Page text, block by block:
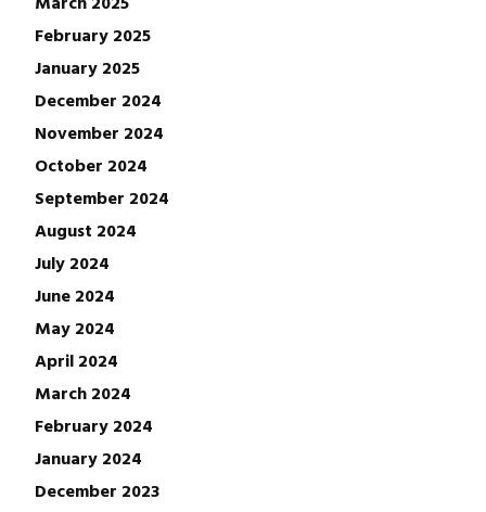
February 2025
January 2025
December 2024
November 2024
October 2024
September 2024
August 2024
July 2024
June 2024
May 2024
April 2024
March 2024
February 2024
January 2024
December 2023